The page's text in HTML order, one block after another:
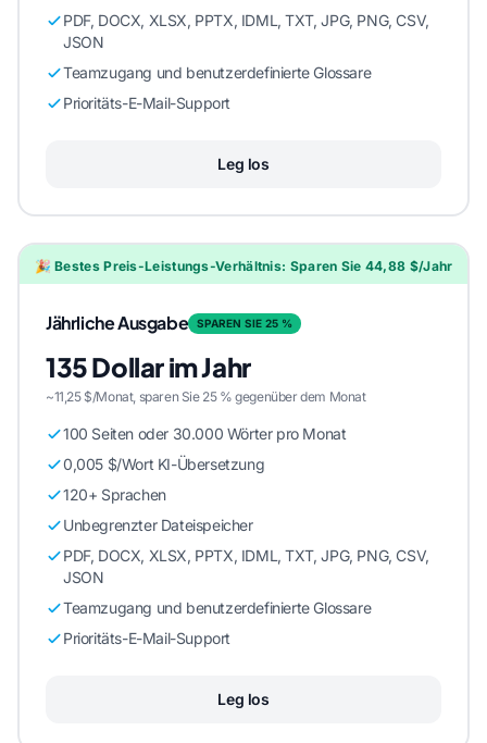
PDF, DOCX, XLSX, PPTX, IDML, TXT, JPG, PNG, CSV,
JSON
Teamzugang und benutzerdefinierte Glossare
Prioritäts-E-Mail-Support
Leg los
🎉 Bestes Preis-Leistungs-Verhältnis: Sparen Sie 44,88 $/Jahr
Jährliche Ausgabe SPAREN SIE 25 %
135 Dollar im Jahr
~11,25 $/Monat, sparen Sie 25 % gegenüber dem Monat
100 Seiten oder 30.000 Wörter pro Monat
0,005 $/Wort KI-Übersetzung
120+ Sprachen
Unbegrenzter Dateispeicher
PDF, DOCX, XLSX, PPTX, IDML, TXT, JPG, PNG, CSV,
JSON
Teamzugang und benutzerdefinierte Glossare
Prioritäts-E-Mail-Support
Leg los